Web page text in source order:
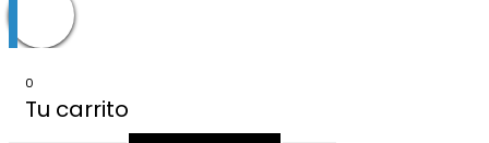
0
Tu carrito